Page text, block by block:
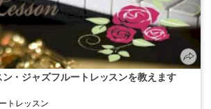
・ジャズフルートレッスンを教えます
トレッスン